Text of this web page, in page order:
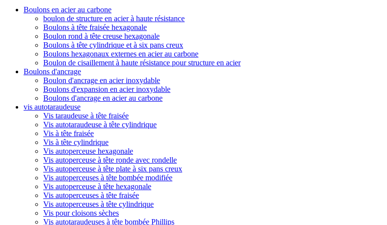
Boulons en acier au carbone
boulon de structure en acier à haute résistance
Boulons à tête fraisée hexagonale
Boulon rond à tête creuse hexagonale
Boulons à tête cylindrique et à six pans creux
Boulons hexagonaux externes en acier au carbone
Boulon de cisaillement à haute résistance pour structure en acier
Boulons d'ancrage
Boulon d'ancrage en acier inoxydable
Boulons d'expansion en acier inoxydable
Boulons d'ancrage en acier au carbone
vis autotaraudeuse
Vis taraudeuse à tête fraisée
Vis autotaraudeuse à tête cylindrique
Vis à tête fraisée
Vis à tête cylindrique
Vis autoperceuse hexagonale
Vis autoperceuse à tête ronde avec rondelle
Vis autoperceuse à tête plate à six pans creux
Vis autoperceuses à tête bombée modifiée
Vis autoperceuse à tête hexagonale
Vis autoperceuses à tête fraisée
Vis autoperceuses à tête cylindrique
Vis pour cloisons sèches
Vis autotaraudeuses à tête bombée Phillips